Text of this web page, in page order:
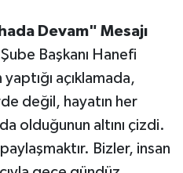
Devam" Mesajı
Başkanı Hanefi
açıklamada,
değil, hayatın her
olduğunun altını çizdi.
Bizler, insan